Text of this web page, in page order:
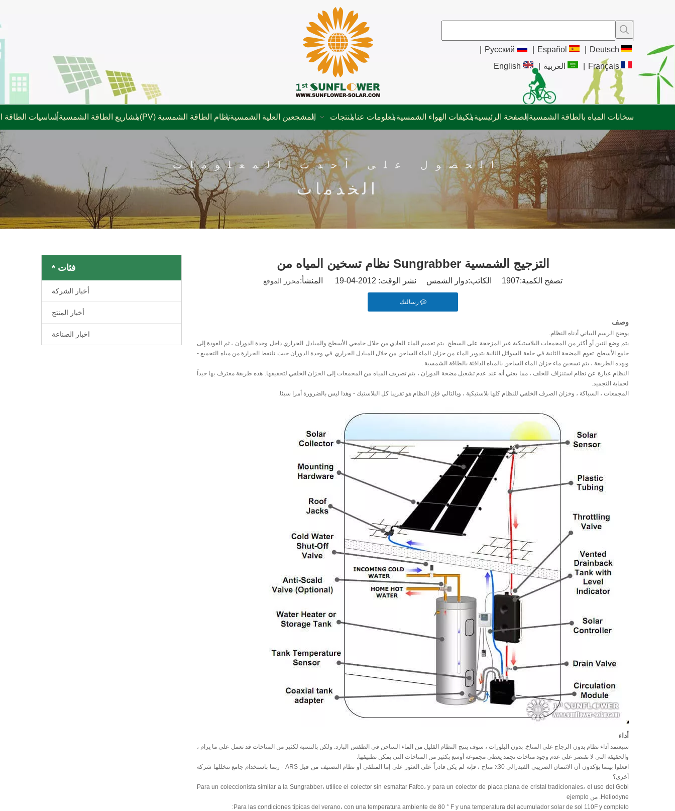
Deutsch
Español
Pусский
Français
العربية English
سخانات المياه بالطاقة الشمسية الصفحة الرئيسيةمكيفات الهواء الشمسيةمعلومات عنامنتجات المشجعين العلية الشمسيةنظام الطاقة الشمسية (PV) مشاريع الطاقة الشمسية أساسيات الطاقة
الحصول على أحدث المعلومات
الخدمات
فئات *
أخبار الشركة
أخبار المنتج
اخبار الصناعة
التزجيج الشمسية Sungrabber نظام تسخين المياه من
تصفح الكمية:1907 الكاتب:دوار الشمس نشر الوقت: 2012-04-19 المنشأ: محرر الموقع
رسالتك
وصف
يوضح الرسم البياني أدناه النظام.
يتم وضع اثنين أو أكثر من المجمعات البلاستيكية غير المزججة على السطح. يتم تعميم الماء العادي من خلال جامعي الأسطح والمبادل الحراري داخل وحدة الدوران ، ثم العودة إلى
جامع الأسطح. تقوم المضخة الثانية في حلقة السوائل الثانية بتدوير الماء من خزان الماء الساخن من خلال المبادل الحراري في وحدة الدوران حيث تلتقط الحرارة من مياه التجميع -
وبهذه الطريقة ، يتم تسخين ماء خزان الماء الساخن بالمياه الدافئة بالطاقة الشمسية .
النظام عبارة عن نظام استنزاف للخلف ، مما يعني أنه عند عدم تشغيل مضخة الدوران ، يتم تصريف المياه من المجمعات إلى الخزان الخلفي لتجفيفها. هذه طريقة معترف بها جيداً
لحماية التجميد.
المجمعات ، السباكة ، وخزان الصرف الخلفي للنظام كلها بلاستيكية ، وبالتالي فإن النظام هو تقريبا كل البلاستيك - وهذا ليس بالضرورة أمرا سيئا.
أداء
سيعتمد أداء نظام بدون الزجاج على المناخ. بدون البلورات ، سوف ينتج النظام القليل من الماء الساخن في الطقس البارد. ولكن بالنسبة لكثير من المناخات قد تعمل على ما يرام ،
والحقيقة التي لا تقتصر على عدم وجود مناخات تجمد يعطي مجموعة أوسع بكثير من المناخات التي يمكن تطبيقها.
افعلوا بينما يؤكدون أن الائتمان الضريبي الفيدرالي 30٪ متاح ، فإنه لم يكن قادراً على العثور على إما المتلقي أو نظام التصنيف من قبل ARS - ربما باستخدام جامع تتخللها شركة
أخرى؟
Para un coleccionista similar a la Sungrabber، utilice el colector sin esmaltar Fafco، y para un colector de placa plana de cristal tradicionales، el uso del Gobi
Heliodyne. من ejemplo
Para las condiciones típicas del verano، con una temperatura ambiente de 80 ° F y una temperatura del acumulador solar de sol 110F y completo: